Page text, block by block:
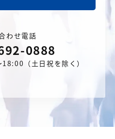
わせ電話
0888
（土日祝を除く）